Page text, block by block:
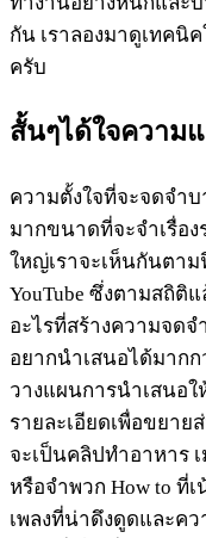
กัน เราลองมาดูเทคนิ
ครับ
สั้นๆได้ใจความ
ความตั้งใจที่จะจดจำบ
มากขนาดที่จะจำเรื่อ
ใหญ่เราจะเห็นกันตา
YouTube ซึ่งตามสถิติ
อะไรที่สร้างความจด
อยากนำเสนอได้มาก
วางแผนการนำเสนอ
รายละเอียดเพื่อขยา
จะเป็นคลิปทำอาหาร
หรือจำพวก How to ที่
เพลงที่น่าดึงดูดและค